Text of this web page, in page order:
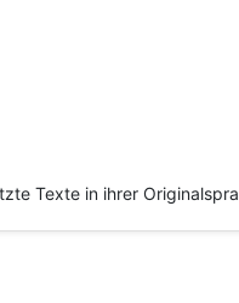
Texte in ihrer